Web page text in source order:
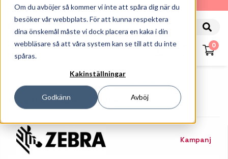
Om du avböjer så kommer vi inte att spåra dig när du
besöker vår webbplats. För att kunna respektera
dina önskemål måste vi dock placera en kaka i din
webbläsare så att våra system kan se till att du inte
spåras.
Kakinställningar
Godkänn Avböj
010-162 61 90
0
Truckdatorer, Plattor Och Skärmar
Ruggade Plattor
Zebra ET401-Tablet-10'-SE4100-8/128GB
Kampanj